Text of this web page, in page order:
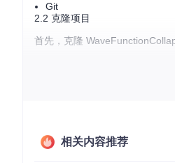
Git
2.2 克隆项目
首先，克隆
相关内容推荐